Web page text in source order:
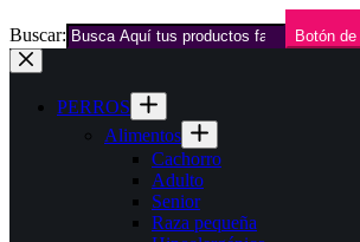
Buscar: Botón
Saltar
al
contenidoPERROS
Alimentos
Cachorro
Adulto
Senior
Raza pequeña